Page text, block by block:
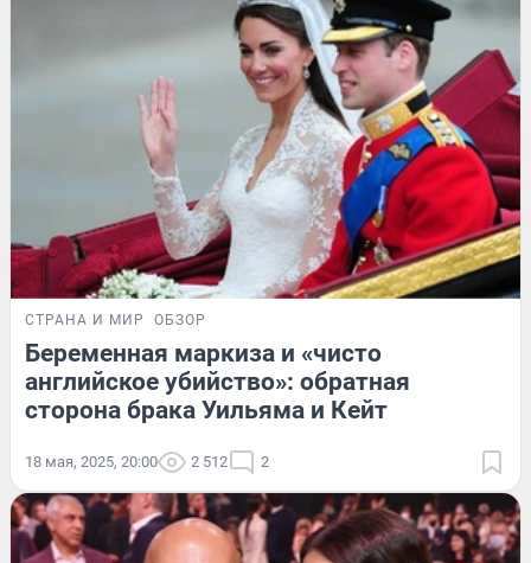
СТРАНА И МИР ОБЗОР
Беременная маркиза и «чисто
английское убийство»: обратная
сторона брака Уильяма и Кейт
18 мая, 2025, 20:00 2 512 2